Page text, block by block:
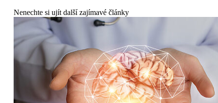
Nenechte si ujít další zajímavé články